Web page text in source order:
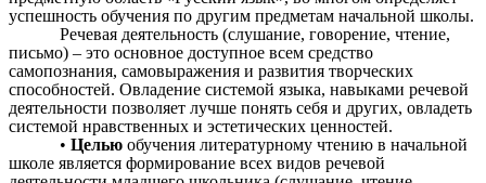
успешность обучения по другим предметам начальной школы.
Речевая деятельность (слушание, говорение, чтение,
письмо) – это основное доступное всем средство
самопознания, самовыражения и развития творческих
способностей. Овладение системой языка, навыками речевой
деятельности позволяет лучше понять себя и других, овладеть
системой нравственных и эстетических ценностей.
•Цельюобучения литературному чтению в начальной
школе является формирование всех видов речевой